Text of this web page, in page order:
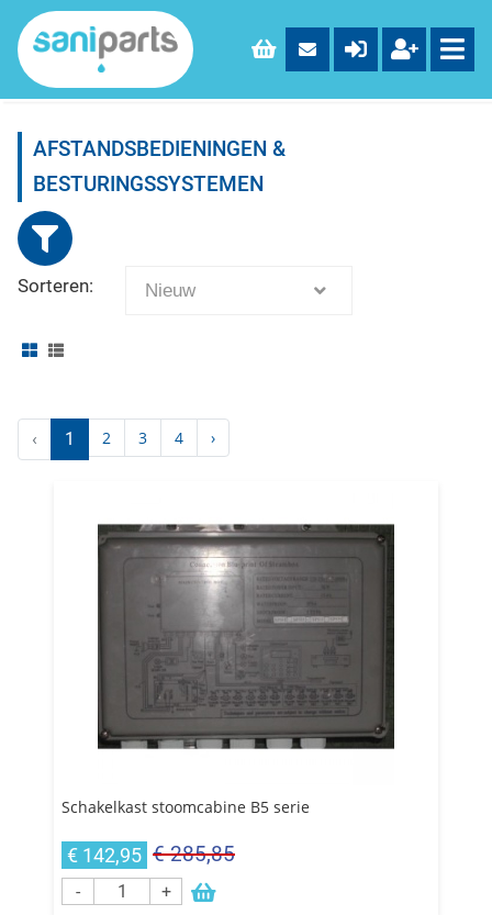
AFSTANDSBEDIENINGEN &
BESTURINGSSYSTEMEN
Sorteren: Nieuw
‹ 1 2 3 4 ›
Schakelkast stoomcabine B5 serie
€ 142,95 € 285,85
- +